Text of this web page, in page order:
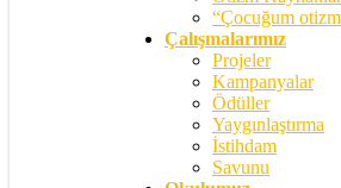
“Çocuğum
Çalışmalarımız
Projeler
Kampanyalar
Ödüller
Yaygınlaştırma
İstihdam
Savunu